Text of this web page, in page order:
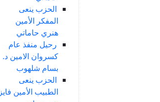
الحزب ينعى
المفكر الأمين
هنري حاماتي
رحيل منفذ عام
كسروان الامين د.
بسام شلهوب
الحزب ينعى
الطبيب الأمين فايز